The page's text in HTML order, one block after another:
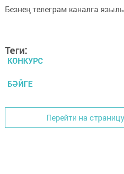
Безнең телеграм каналга
Теги:
КОНКУРС
БӘЙГЕ
Перейти на